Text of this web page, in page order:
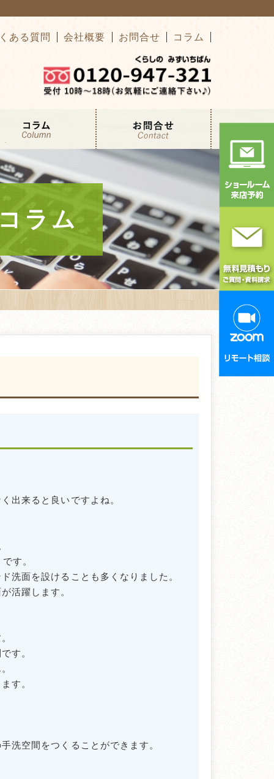
ある質問 会社概要 お問合せ コラム
ラム
出来ると良いですよね。
す。
洗面を設けることも多くなりました。
活躍します。
す。
す。
洗空間をつくることができます。